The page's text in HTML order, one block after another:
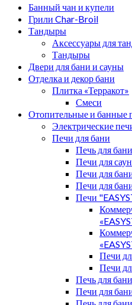
Банный чан и купели
Грили Char-Broil
Тандыры
Аксессуары для
Тандыры
Двери для бани и сауны
Отделка и декор бани
Плитка «Терракот»
Смеси
Отопительные и банные
Электрические
Печи для бани
Печь для
Печи для
Печи для
Печи для
Печи
Печи
Печи
Печь для
Печи для